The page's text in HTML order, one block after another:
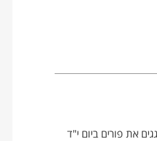
את פורים ביום י"ד